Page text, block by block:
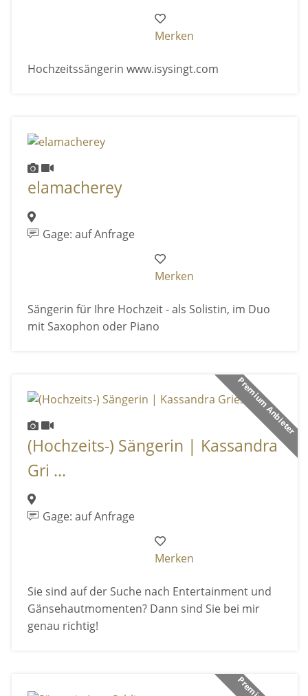
Merken
Hochzeitssängerin www.isysingt.com
elamacherey
Gage: auf Anfrage
Merken
Sängerin für Ihre Hochzeit - als Solistin, im Duo
mit Saxophon oder Piano
Premium Anbieter
(Hochzeits-) Sängerin | Kassandra
Gri ...
Gage: auf Anfrage
Merken
Sie sind auf der Suche nach Entertainment und
Gänsehautmomenten? Dann sind Sie bei mir
genau richtig!